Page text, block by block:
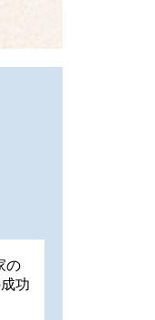
の
功